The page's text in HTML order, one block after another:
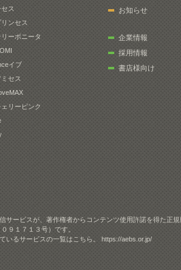
ス
ンセス
リーボニータ
イブ
セス
リーピンク
お知らせ
企業情報
採用情報
書店様向け
サービスが、著作権者からコンテンツ使用許諾を得た正
９１７１３号）です。
いるサービスの一覧はこちら。 https://aebs.or.jp/